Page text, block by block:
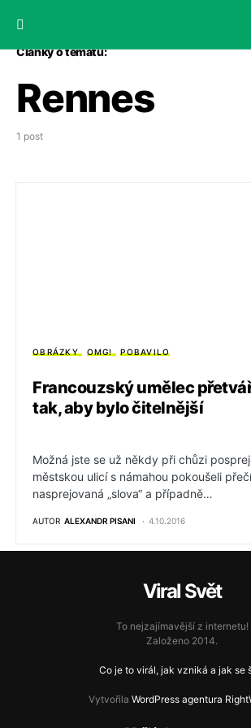
Články o tématu:
Rennes
1 post
OBRÁZKY OMG! POBAVILO
Francouzský umělec
tak, aby bylo čitelnější
Možná jste se už někdy při chůzi
městskou ulicí s námahou pokoušeli
nasprejovaná „slova“ a případně…
AUTOR ALEXANDR PISANI 4.10.2016
Viral Svět
To nejzajímavější z internetu!
Založeno 2014.
Co je to virál, jak vzniká a jak se
Vytvořila WordPress agentura